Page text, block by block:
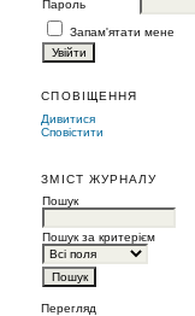
Пароль
Запам'ятати мене
СПОВІЩЕННЯ
Дивитися
Сповістити
ЗМІСТ ЖУРНАЛУ
Пошук
Пошук за критерієм
Перегляд